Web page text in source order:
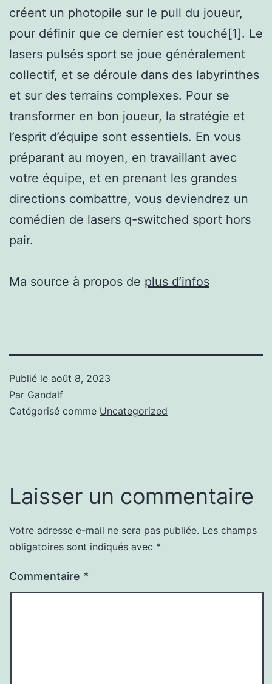
créent un photopile sur le pull du joueur,
pour définir que ce dernier est touché[1]. Le
lasers pulsés sport se joue généralement
collectif, et se déroule dans des labyrinthes
et sur des terrains complexes. Pour se
transformer en bon joueur, la stratégie et
l’esprit d’équipe sont essentiels. En vous
préparant au moyen, en travaillant avec
votre équipe, et en prenant les grandes
directions combattre, vous deviendrez un
comédien de lasers q-switched sport hors
pair.
Ma source à propos de plus d’infos
Publié le août 8, 2023
Par Gandalf
Catégorisé comme Uncategorized
Laisser un commentaire
Votre adresse e-mail ne sera pas publiée. Les champs
obligatoires sont indiqués avec *
Commentaire *